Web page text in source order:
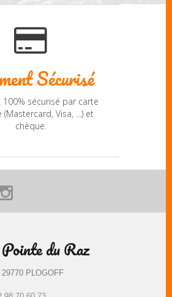
Sécurisé
100% sécurisé par carte
(Mastercard, Visa, ...) et
chèque.
du Raz
PLOGOFF